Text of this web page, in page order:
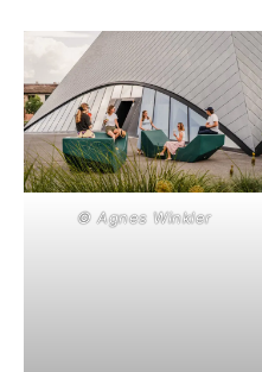
© Agnes Winkler